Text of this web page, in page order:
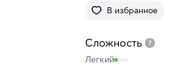
В избранное
Сложность
Легкий